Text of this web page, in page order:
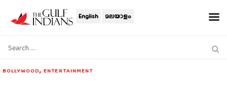
English മലയാളം
BOLLYWOOD,ENTERTAINMENT